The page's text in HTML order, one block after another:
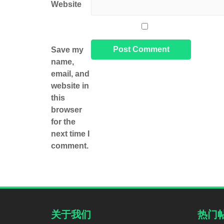
Website
Save my
name,
email, and
website in
this
browser
for the
next time I
comment.
关于我们 热门